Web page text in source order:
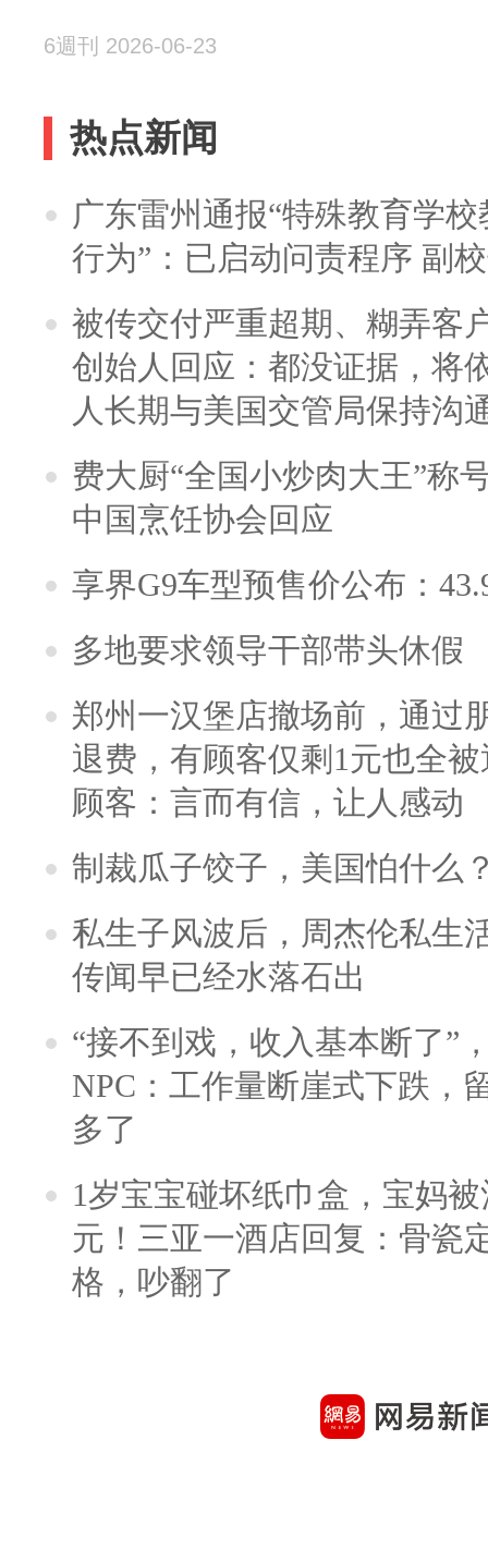
6週刊 2026-06-23
热点新闻
广东雷州通报“特殊教育学
行为”：已启动问责程序 副
被传交付严重超期、糊弄客
创始人回应：都没证据，将
人长期与美国交管局保持沟
费大厨“全国小炒肉大王”称
中国烹饪协会回应
享界G9车型预售价公布：
多地要求领导干部带头休假
郑州一汉堡店撤场前，通过
退费，有顾客仅剩1元也全
顾客：言而有信，让人感动
制裁瓜子饺子，美国怕什么
私生子风波后，周杰伦私生
传闻早已经水落石出
“接不到戏，收入基本断了”
NPC：工作量断崖式下跌，
多了
1岁宝宝碰坏纸巾盒，宝妈
元！三亚一酒店回复：骨瓷
格，吵翻了